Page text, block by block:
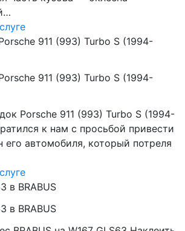
911 (993) Turbo S (1994-
911 (993) Turbo S (1994-
Porsche 911 (993) Turbo S (1994-
к нам с просьбой привести
его автомобиля, который потреля
в BRABUS
в BRABUS